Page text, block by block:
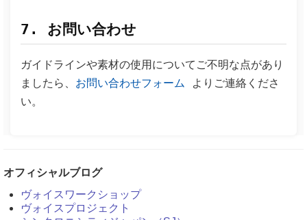
7. お問い合わせ
ガイドラインや素材の使用についてご不明な点があり
ましたら、 お問い合わせフォーム よりご連絡くださ
い。
オフィシャルブログ
ヴォイスワークショップ
ヴォイスプロジェクト